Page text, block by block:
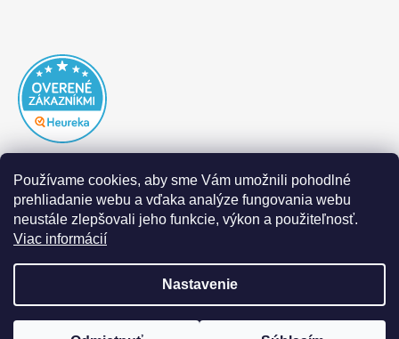
Používame cookies, aby sme Vám umožnili pohodlné
prehliadanie webu a vďaka analýze fungovania webu
neustále zlepšovali jeho funkcie, výkon a použiteľnosť.
Viac informácií
Nastavenie
|Realizoval Appgrade